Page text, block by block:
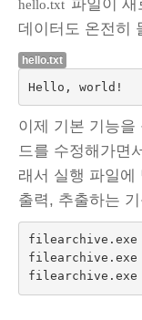
hello.txt 파일이
데이터도 온전히
hello.txt
Hello, world!
이제 기본 기능을
드를 수정해가면
래서 실행 파일에
출력, 추출하는
filearchive.exe